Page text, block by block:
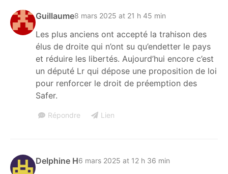
Guillaume8 mars 2025 at 21 h 45 min
Les plus anciens ont accepté la trahison des
élus de droite qui n’ont su qu’endetter le pays
et réduire les libertés. Aujourd’hui encore c’est
un député Lr qui dépose une proposition de loi
pour renforcer le droit de préemption des
Safer.
Répondre Lien
Delphine H6 mars 2025 at 12 h 36 min